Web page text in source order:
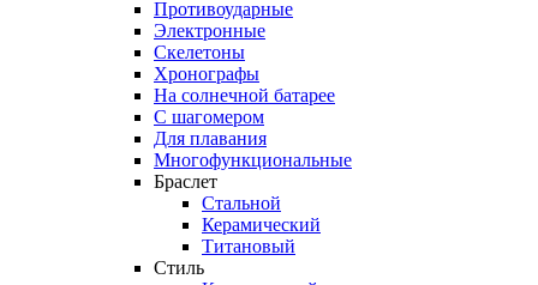
Противоударные
Электронные
Скелетоны
Хронографы
На солнечной батарее
С шагомером
Для плавания
Многофункциональные
Браслет
Стальной
Керамический
Титановый
Стиль